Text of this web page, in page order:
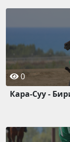
0
Кара-Суу -